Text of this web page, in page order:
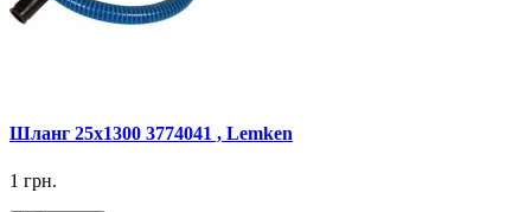
Шланг 25x1300 3774041 , Lemken
1 грн.